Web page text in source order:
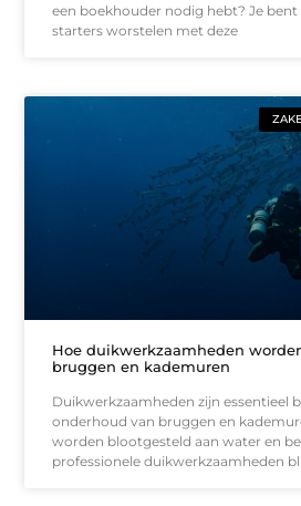
een boekhouder nodig hebt? Je bent
starters worstelen met deze
Hoe duikwerkzaamheden
bruggen en kademuren
Duikwerkzaamheden zijn essentieel
onderhoud van bruggen en
worden blootgesteld aan water en
professionele duikwerkzaamheden